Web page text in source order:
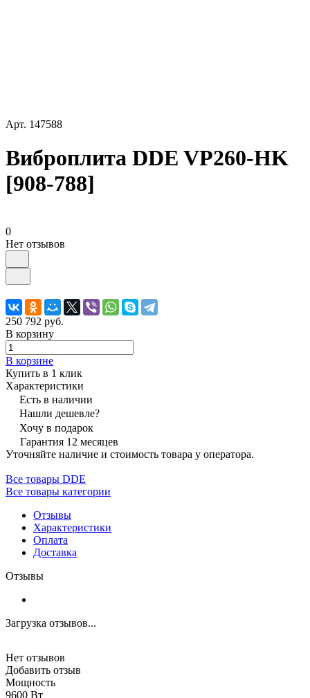
Арт. 147588
Виброплита DDE VP260-HK
[908-788]
0
Нет отзывов
250 792 руб.
В корзину
В корзине
Купить в 1 клик
Характеристики
Есть в наличии
Нашли дешевле?
Хочу в подарок
Гарантия 12 месяцев
Уточняйте наличие и стоимость товара у оператора.
Все товары DDE
Все товары категории
Отзывы
Характеристики
Оплата
Доставка
Отзывы
Загрузка отзывов...
Нет отзывов
Добавить отзыв
Мощность
9600 Вт